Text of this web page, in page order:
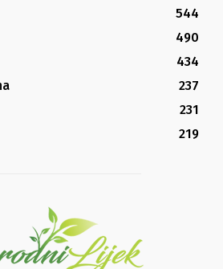
544
490
434
237
231
219